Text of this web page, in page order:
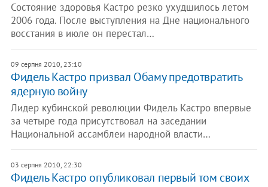
Состояние здоровья Кастро резко ухудшилось летом
2006 года. После выступления на Дне национального
восстания в июле он перестал…
09 серпня 2010, 23:10
Фидель Кастро призвал Обаму предотвратить
ядерную войну
Лидер кубинской революции Фидель Кастро впервые
за четыре года присутствовал на заседании
Национальной ассамблеи народной власти…
03 серпня 2010, 22:30
Фидель Кастро опубликовал первый том своих